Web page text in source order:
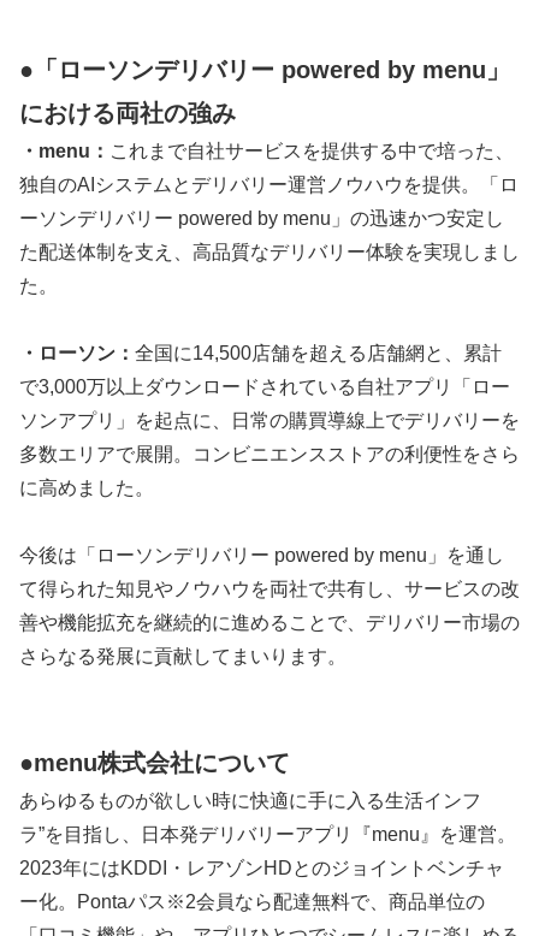
●「ローソンデリバリー powered by menu」
における両社の強み
・menu： これまで自社サービスを提供する中で培った、
独自のAIシステムとデリバリー運営ノウハウを提供。「ロ
ーソンデリバリー powered by menu」の迅速かつ安定し
た配送体制を支え、高品質なデリバリー体験を実現しまし
た。
・ローソン： 全国に14,500店舗を超える店舗網と、累計
で3,000万以上ダウンロードされている自社アプリ「ロー
ソンアプリ」を起点に、日常の購買導線上でデリバリーを
多数エリアで展開。コンビニエンスストアの利便性をさら
に高めました。
今後は「ローソンデリバリー powered by menu」を通し
て得られた知見やノウハウを両社で共有し、サービスの改
善や機能拡充を継続的に進めることで、デリバリー市場の
さらなる発展に貢献してまいります。
●menu株式会社について
あらゆるものが欲しい時に快適に手に入る生活インフ
ラ”を目指し、日本発デリバリーアプリ『menu』を運営。
2023年にはKDDI・レアゾンHDとのジョイントベンチャ
ー化。Pontaパス※2会員なら配達無料で、商品単位の